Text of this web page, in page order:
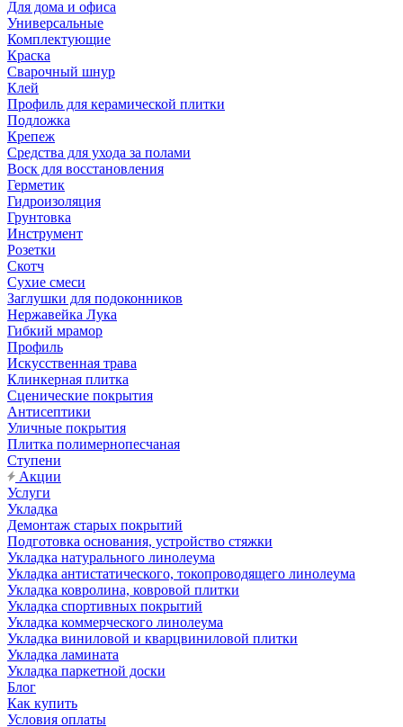
Для дома и офиса
Универсальные
Комплектующие
Краска
Сварочный шнур
Клей
Профиль для керамической плитки
Подложка
Крепеж
Средства для ухода за полами
Воск для восстановления
Герметик
Гидроизоляция
Грунтовка
Инструмент
Розетки
Скотч
Сухие смеси
Заглушки для подоконников
Нержавейка Лука
Гибкий мрамор
Профиль
Искусственная трава
Клинкерная плитка
Сценические покрытия
Антисептики
Уличные покрытия
Плитка полимернопесчаная
Ступени
Акции
Услуги
Укладка
Демонтаж старых покрытий
Подготовка основания, устройство стяжки
Укладка натурального линолеума
Укладка антистатического, токопроводящего линолеума
Укладка ковролина, ковровой плитки
Укладка спортивных покрытий
Укладка коммерческого линолеума
Укладка виниловой и кварцвиниловой плитки
Укладка ламината
Укладка паркетной доски
Блог
Как купить
Условия оплаты